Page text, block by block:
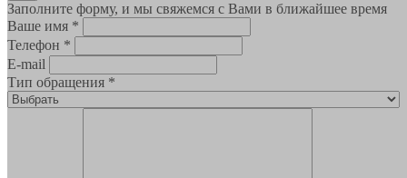
Заполните форму, и мы свяжемся с Вами в ближайшее время
Ваше имя *
Телефон *
E-mail
Тип обращения *